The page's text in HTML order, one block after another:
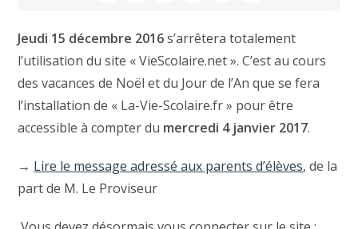
Jeudi 15 décembre 2016s’arrêtera totalement
l’utilisation du site « VieScolaire.net ». C’est au cours
des vacances de Noël et du Jour de l’An que se fera
l’installation de « La-Vie-Scolaire.fr » pour être
accessible à compter du mercredi 4 janvier 2017.
→ Lire le message adressé aux parents d’élèves, de la
part de M. Le Proviseur